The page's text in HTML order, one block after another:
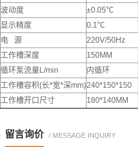
波动度
±0.05℃
显示精度
0.1℃
电 源
220V/50Hz
工作槽深度
150MM
循环泵流量L/min
内循环
工作槽容积(长*宽*深mm)240*150*150
工作槽开口尺寸
180*140MM
留言询价 / MESSAGE INQUIRY